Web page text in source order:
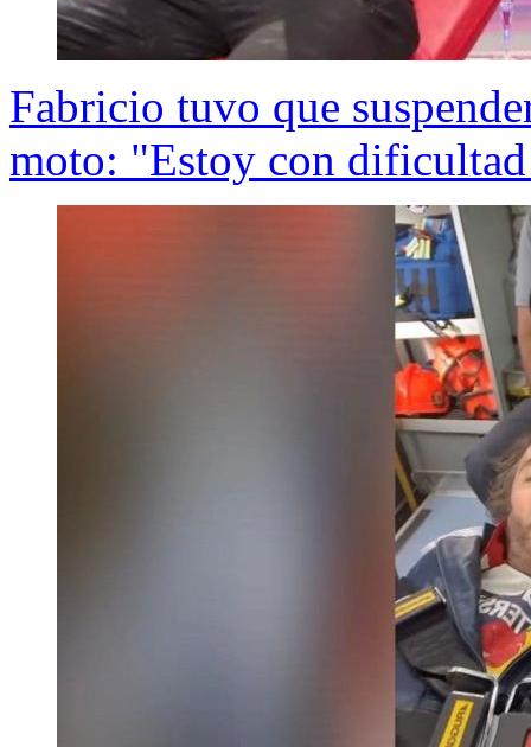
Fabricio tuvo que
moto: "Estoy con